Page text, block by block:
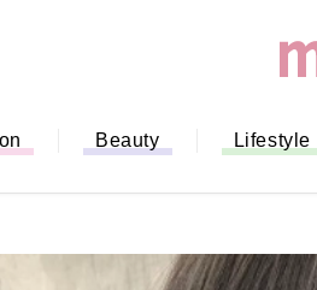
Beauty Lifestyle